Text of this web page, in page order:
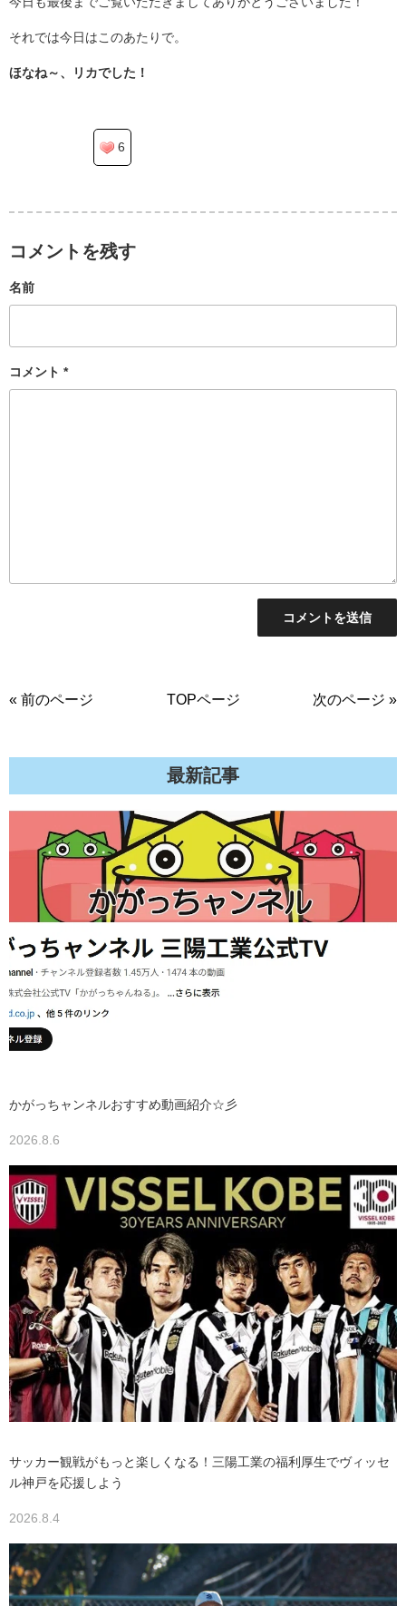
それでは今日はこのあたりで。
ほなね～、リカでした！
6
コメントを残す
コメント *
名前
« 前のページ TOPページ 次のページ »
最新記事
かがっちャンネルおすすめ動画紹介☆彡
2026.8.6
サッカー観戦がもっと楽しくなる！三陽工業の福利厚生でヴィッセ
ル神戸を応援しよう
2026.8.4